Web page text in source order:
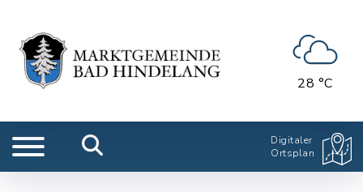
28 °C
Digitaler
Ortsplan